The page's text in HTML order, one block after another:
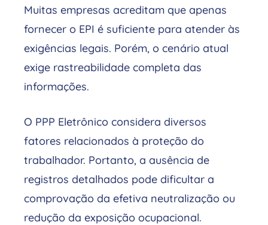
Muitas empresas acreditam que apenas
fornecer o EPI é suficiente para atender às
exigências legais. Porém, o cenário atual
exige rastreabilidade completa das
informações.
O PPP Eletrônico considera diversos
fatores relacionados à proteção do
trabalhador. Portanto, a ausência de
registros detalhados pode dificultar a
comprovação da efetiva neutralização ou
redução da exposição ocupacional.